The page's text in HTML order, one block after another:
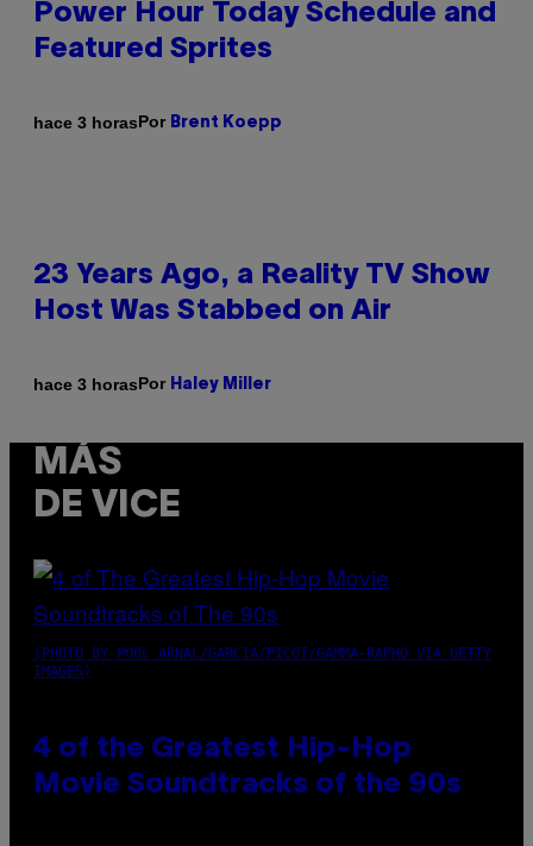
Power Hour Today Schedule and
Featured Sprites
hace 3 horasPor Brent Koepp
23 Years Ago, a Reality TV Show
Host Was Stabbed on Air
hace 3 horasPor Haley Miller
MÁS
DE VICE
(PHOTO BY POOL ARNAL/GARCIA/PICOT/GAMMA-RAPHO VIA GETTY
IMAGES)
4 of the Greatest Hip-Hop
Movie Soundtracks of the 90s